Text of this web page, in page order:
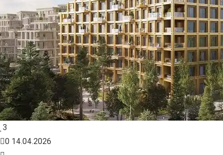
3
0 14.04.2026